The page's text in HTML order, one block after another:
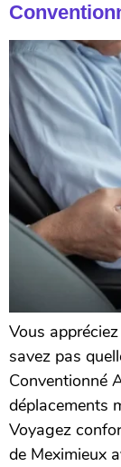
Vous
savez pas
Conventionné
déplacements
Voyagez
de Meximieux